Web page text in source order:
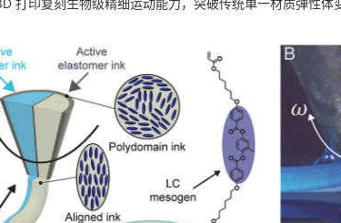
打印复刻生物级精细运动能力，突破传统单一材质弹性体